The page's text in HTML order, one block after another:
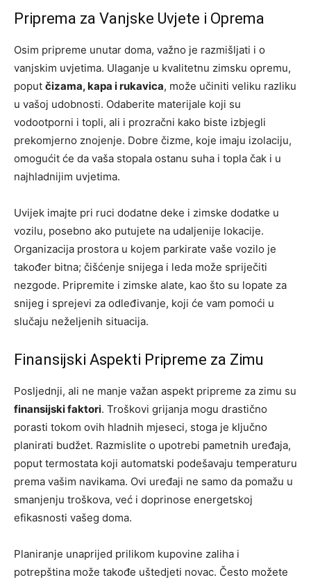
Priprema za Vanjske Uvjete i Oprema
Osim pripreme unutar doma, važno je razmišljati i o
vanjskim uvjetima. Ulaganje u kvalitetnu zimsku opremu,
poput čizama, kapa i rukavica, može učiniti veliku razliku
u vašoj udobnosti. Odaberite materijale koji su
vodootporni i topli, ali i prozračni kako biste izbjegli
prekomjerno znojenje. Dobre čizme, koje imaju izolaciju,
omogućit će da vaša stopala ostanu suha i topla čak i u
najhladnijim uvjetima.
Uvijek imajte pri ruci dodatne deke i zimske dodatke u
vozilu, posebno ako putujete na udaljenije lokacije.
Organizacija prostora u kojem parkirate vaše vozilo je
također bitna; čišćenje snijega i leda može spriječiti
nezgode. Pripremite i zimske alate, kao što su lopate za
snijeg i sprejevi za odleđivanje, koji će vam pomoći u
slučaju neželjenih situacija.
Finansijski Aspekti Pripreme za Zimu
Posljednji, ali ne manje važan aspekt pripreme za zimu su
finansijski faktori. Troškovi grijanja mogu drastično
porasti tokom ovih hladnih mjeseci, stoga je ključno
planirati budžet. Razmislite o upotrebi pametnih uređaja,
poput termostata koji automatski podešavaju temperaturu
prema vašim navikama. Ovi uređaji ne samo da pomažu u
smanjenju troškova, već i doprinose energetskoj
efikasnosti vašeg doma.
Planiranje unaprijed prilikom kupovine zaliha i
potrepština može takođe uštedjeti novac. Često možete